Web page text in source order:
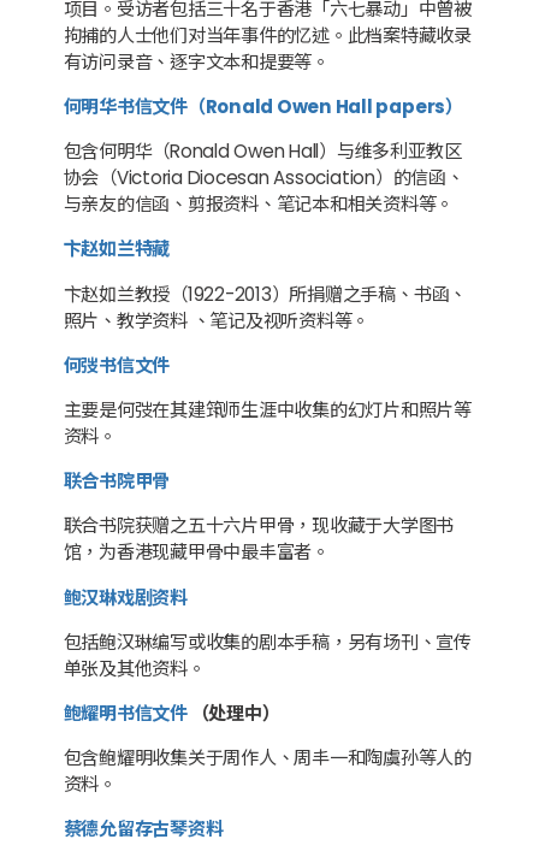
项目。受访者包括三十名于香港「六七暴动」中曾被
拘捕的人士他们对当年事件的忆述。此档案特藏收录
有访问录音、逐字文本和提要等。
何明华书信文件（Ronald Owen Hall papers）
包含何明华（Ronald Owen Hall）与维多利亚教区
协会（Victoria Diocesan Association）的信函、
与亲友的信函、剪报资料、笔记本和相关资料等。
卞赵如兰特藏
卞赵如兰教授（1922-2013）所捐赠之手稿、书函、
照片、教学资料 、笔记及视听资料等。
何弢书信文件
主要是何弢在其建筑师生涯中收集的幻灯片和照片等
资料。
联合书院甲骨
联合书院获赠之五十六片甲骨，现收藏于大学图书
馆，为香港现藏甲骨中最丰富者。
鲍汉琳戏剧资料
包括鲍汉琳编写或收集的剧本手稿，另有场刊、宣传
单张及其他资料。
鲍耀明书信文件（处理中）
包含鲍耀明收集关于周作人、周丰一和陶虞孙等人的
资料。
蔡德允留存古琴资料